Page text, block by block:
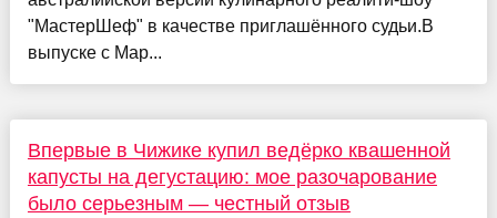
"МастерШеф" в качестве приглашённого судьи.В
выпуске с Мар...
Впервые в Чижике купил ведёрко квашенной
капусты на дегустацию: мое разочарование
было серьезным — честный отзыв